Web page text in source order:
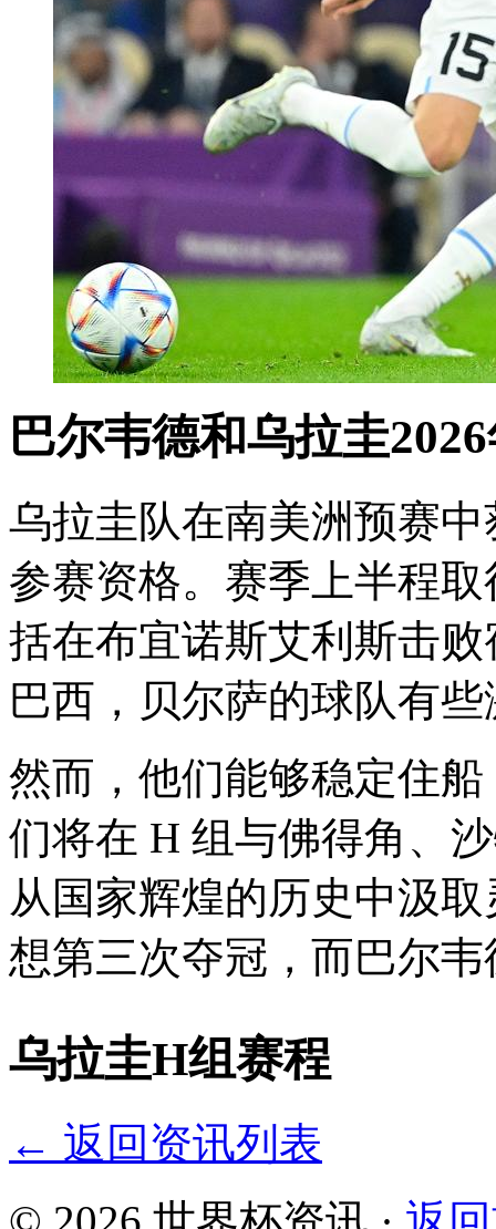
巴尔韦德和乌拉圭
乌拉圭队在南美洲预赛中
参赛资格。赛季上半程取
括在布宜诺斯艾利斯击
巴西，贝尔萨的球队有
然而，他们能够稳定住船
们将在 H 组与佛得角
从国家辉煌的历史中汲取灵
想第三次夺冠，而巴
乌拉圭H组赛程
← 返回资讯列表